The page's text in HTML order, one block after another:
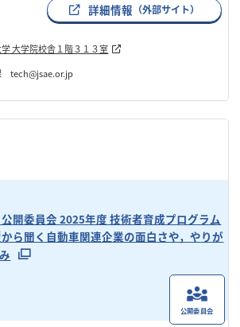
詳細情報 （外部サイト）
大学院校舎１階３１３室
tech@jsae.or.jp
開委員会 2025年度 技術者育成プログラム
から聞く自動車関連企業の面白さや，やりが
公開委員会